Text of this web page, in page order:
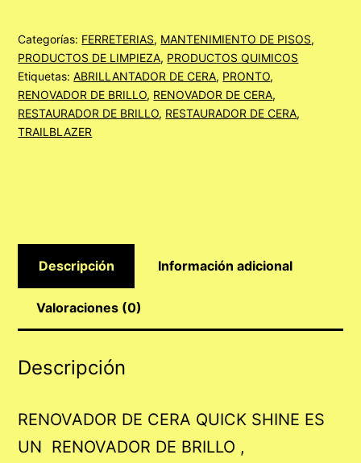
cantidad
Categorías: FERRETERIAS, MANTENIMIENTO DE PISOS,
PRODUCTOS DE LIMPIEZA, PRODUCTOS QUIMICOS
Etiquetas:ABRILLANTADOR DE CERA, PRONTO,
RENOVADOR DE BRILLO, RENOVADOR DE CERA,
RESTAURADOR DE BRILLO, RESTAURADOR DE CERA,
TRAILBLAZER
Descripción Información adicional
Valoraciones (0)
Descripción
RENOVADOR DE CERA QUICK SHINE ES
UN RENOVADOR DE BRILLO ,